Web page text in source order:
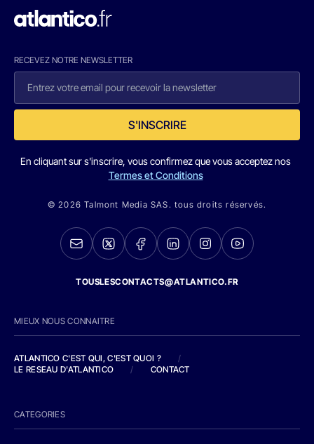
RECEVEZ NOTRE NEWSLETTER
S'INSCRIRE
En cliquant sur s'inscrire, vous confirmez que vous acceptez nos
Termes et Conditions
© 2026 Talmont Media SAS. tous droits réservés.
TOUSLESCONTACTS@ATLANTICO.FR
MIEUX NOUS CONNAITRE
ATLANTICO C'EST QUI, C'EST QUOI ?
/
LE RESEAU D'ATLANTICO
/ CONTACT
CATEGORIES